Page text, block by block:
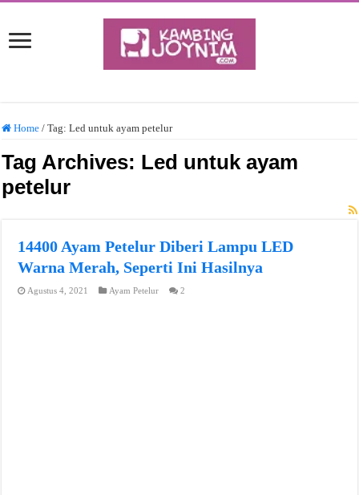
Home / Tag:Led untuk ayam petelur
Tag Archives: Led untuk ayam
petelur
14400 Ayam Petelur Diberi Lampu LED
Warna Merah, Seperti Ini Hasilnya
Agustus 4, 2021 Ayam Petelur 2